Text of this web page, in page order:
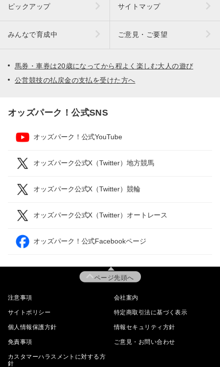
ピックアップ サイトマップ
みんなで育成中 ご意見・ご要望
馬券・車券は20歳になってから程よく楽しむ大人の遊び
公営競技の払戻金の支払を受けた方へ
オッズパーク！公式SNS
オッズパーク！公式YouTube
オッズパーク公式X（Twitter）地方競馬
オッズパーク公式X（Twitter）競輪
オッズパーク公式X（Twitter）オートレース
オッズパーク！公式Facebookページ
ページ先頭へ
注意事項 会社案内
サイトポリシー 特定商取引法に基づく表示
個人情報保護方針 情報セキュリティ方針
免責事項 ご意見・お問い合わせ
カスタマーハラスメントに対する方
針